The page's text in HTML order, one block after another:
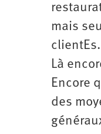
mais
Là
Encore
des